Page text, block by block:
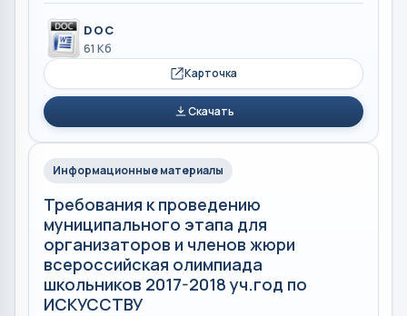
DOC
61 Кб
Карточка
Скачать
Информационные материалы
Требования к проведению
муниципального этапа для
организаторов и членов жюри
всероссийская олимпиада
школьников 2017-2018 уч.год по
ИСКУССТВУ